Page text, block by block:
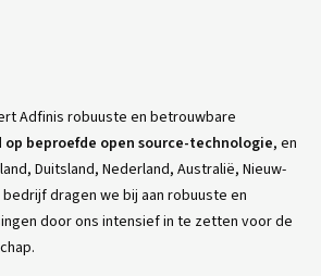
Adfinis robuuste en betrouwbare
op beproefde open source-technologie, en
Duitsland, Nederland, Australië, Nieuw-
dragen we bij aan robuuste en
door ons intensief in te zetten voor de